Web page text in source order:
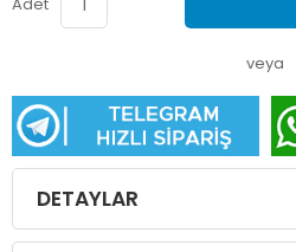
veya
DETAYLAR